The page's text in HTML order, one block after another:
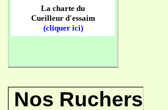
La charte du
Cueilleur d'essaim
(cliquer ici)
Nos Ruchers